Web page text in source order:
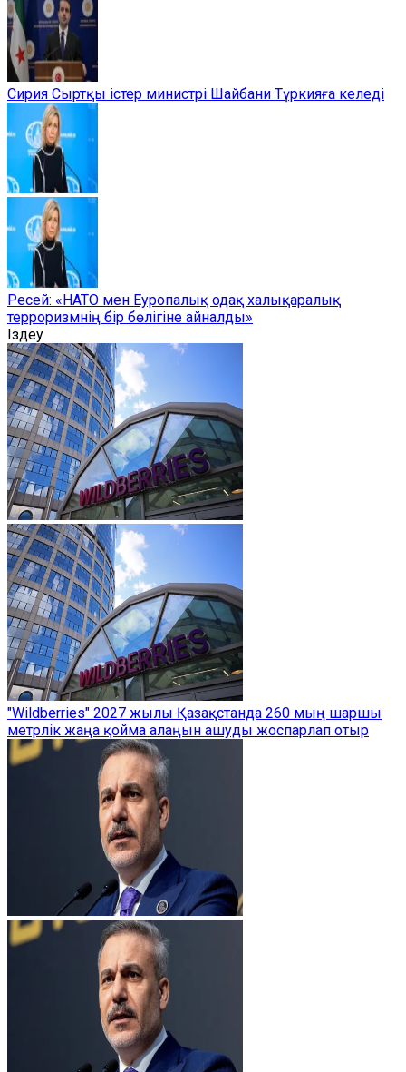
Сирия Сыртқы істер министрі Шайбани Түркияға келеді
Ресей: «НАТО мен Еуропалық одақ халықаралық
терроризмнің бір бөлігіне айналды»
Іздеу
"Wildberries" 2027 жылы Қазақстанда 260 мың шаршы
метрлік жаңа қойма алаңын ашуды жоспарлап отыр